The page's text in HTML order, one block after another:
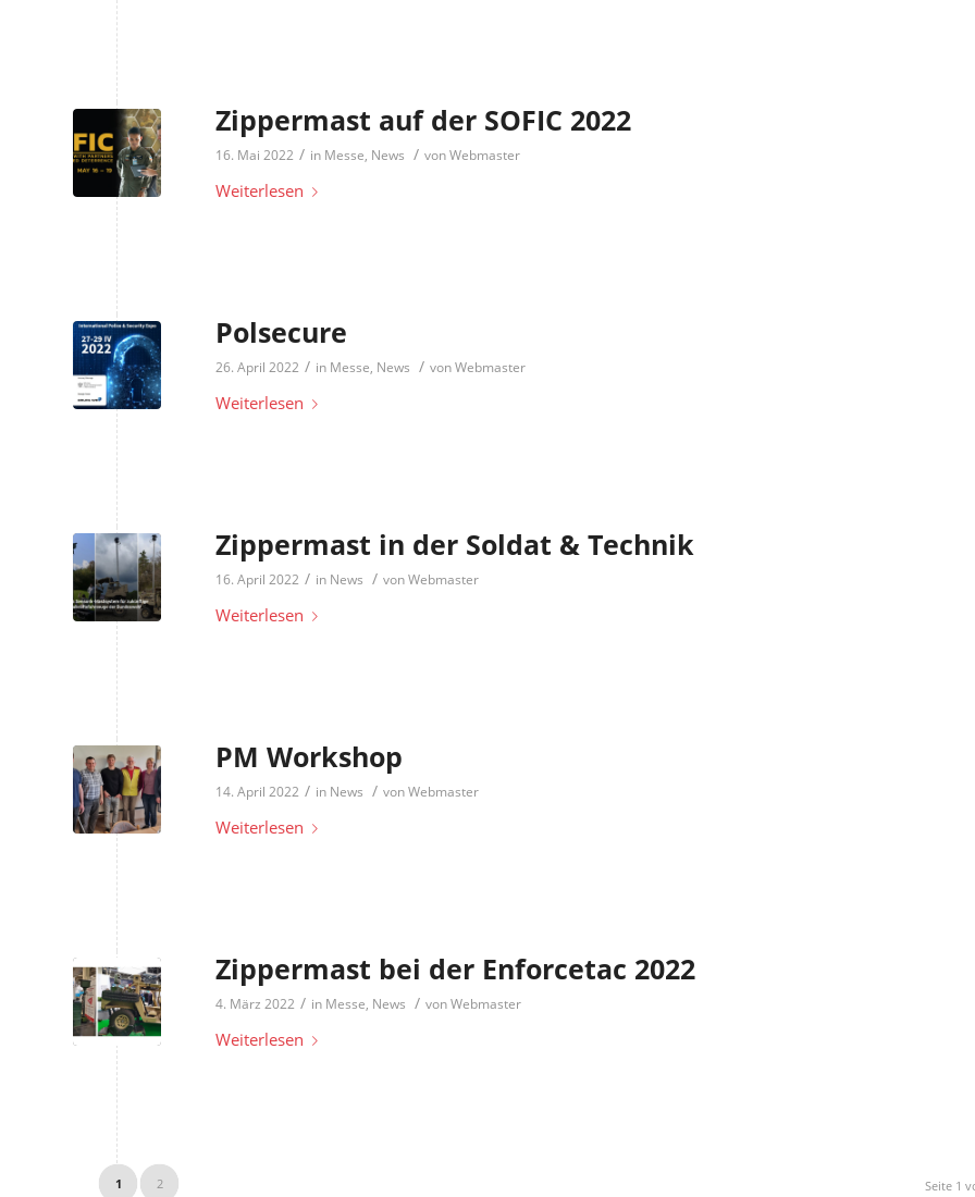
Zippermast auf der SOFIC 2022
16. Mai 2022 / in Messe, News / vonWebmaster
Weiterlesen
Polsecure
26. April 2022 / in Messe, News / vonWebmaster
Weiterlesen
Zippermast in der Soldat & Technik
16. April 2022 / in News / vonWebmaster
Weiterlesen
PM Workshop
14. April 2022 / in News / vonWebmaster
Weiterlesen
Zippermast bei der Enforcetac 2022
4. März 2022 / in Messe, News / vonWebmaster
Weiterlesen
Seite 1
1 2